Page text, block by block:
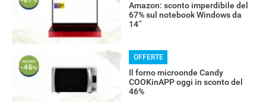
Amazon: sconto imperdibile del
67% sul notebook Windows da
14’’
OFFERTE
Il forno microonde Candy
COOKinAPP oggi in sconto del
46%